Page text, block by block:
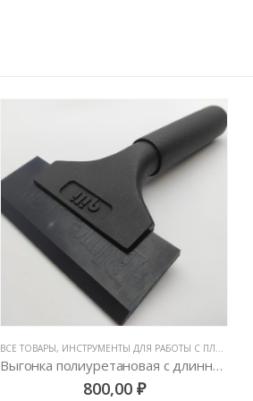
,РАКЕЛИ, ВЫГОНКИ И СГОНЫ
ВСЕ ТОВАРЫ, ИНСТРУМЕНТЫ ДЛЯ РАБОТЫ С ПЛЕНКАМИ
Нож OLFA Олфа SAC-1 30°
900,00 ₽